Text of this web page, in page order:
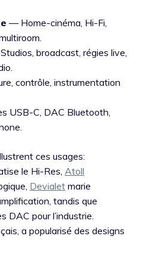
— Home-cinéma, Hi-Fi,
broadcast, régies live,
contrôle, instrumentation
USB-C, DAC Bluetooth,
ces usages:
le Hi-Res, Atoll
Devialet marie
tandis que
DAC pour l’industrie.
a popularisé des designs